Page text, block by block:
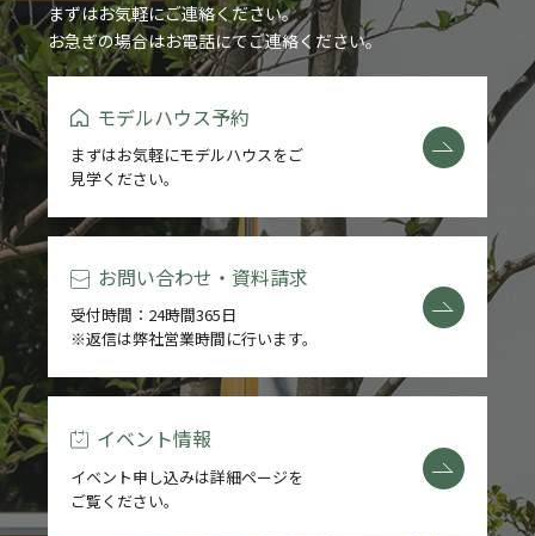
まずはお気軽にご連絡ください。
お急ぎの場合はお電話にてご連絡ください。
モデルハウス予約
まずはお気軽にモデルハウスをご
見学ください。
お問い合わせ・資料請求
受付時間：24時間365日
※返信は弊社営業時間に行います。
イベント情報
イベント申し込みは詳細ページを
ご覧ください。